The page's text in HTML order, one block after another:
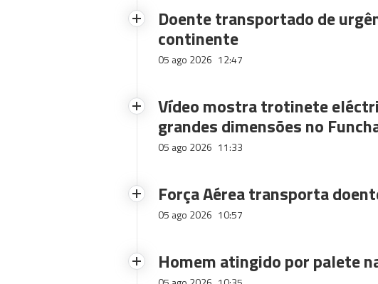
Doente transportado de
continente
05 ago 2026 12:47
Vídeo mostra trotinete
grandes dimensões no
05 ago 2026 11:33
Força Aérea transporta
05 ago 2026 10:57
Homem atingido por palete